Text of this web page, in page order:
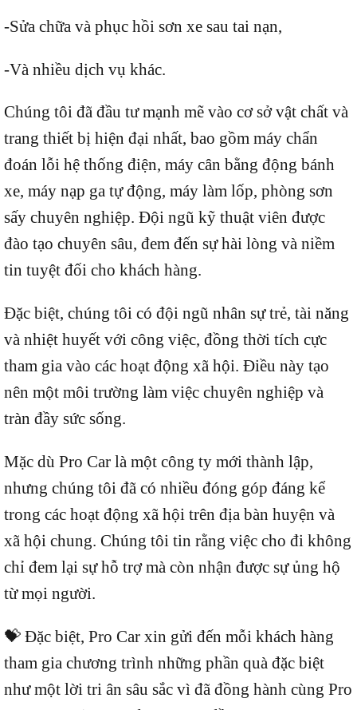
-Sửa chữa và phục hồi sơn xe sau tai nạn,
-Và nhiều dịch vụ khác.
Chúng tôi đã đầu tư mạnh mẽ vào cơ sở vật chất và
trang thiết bị hiện đại nhất, bao gồm máy chẩn
đoán lỗi hệ thống điện, máy cân bằng động bánh
xe, máy nạp ga tự động, máy làm lốp, phòng sơn
sấy chuyên nghiệp. Đội ngũ kỹ thuật viên được
đào tạo chuyên sâu, đem đến sự hài lòng và niềm
tin tuyệt đối cho khách hàng.
Đặc biệt, chúng tôi có đội ngũ nhân sự trẻ, tài năng
và nhiệt huyết với công việc, đồng thời tích cực
tham gia vào các hoạt động xã hội. Điều này tạo
nên một môi trường làm việc chuyên nghiệp và
tràn đầy sức sống.
Mặc dù Pro Car là một công ty mới thành lập,
nhưng chúng tôi đã có nhiều đóng góp đáng kể
trong các hoạt động xã hội trên địa bàn huyện và
xã hội chung. Chúng tôi tin rằng việc cho đi không
chỉ đem lại sự hỗ trợ mà còn nhận được sự ủng hộ
từ mọi người.
💝 Đặc biệt, Pro Car xin gửi đến mỗi khách hàng
tham gia chương trình những phần quà đặc biệt
như một lời tri ân sâu sắc vì đã đồng hành cùng Pro